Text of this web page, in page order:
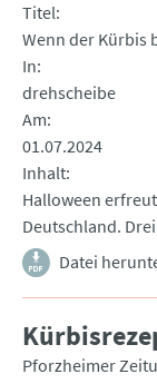
Titel
Wenn der Kürbis
In
drehscheibe
Am
01.07.2024
Inhalt
Halloween
Deutschland.
Datei
Pforzheimer